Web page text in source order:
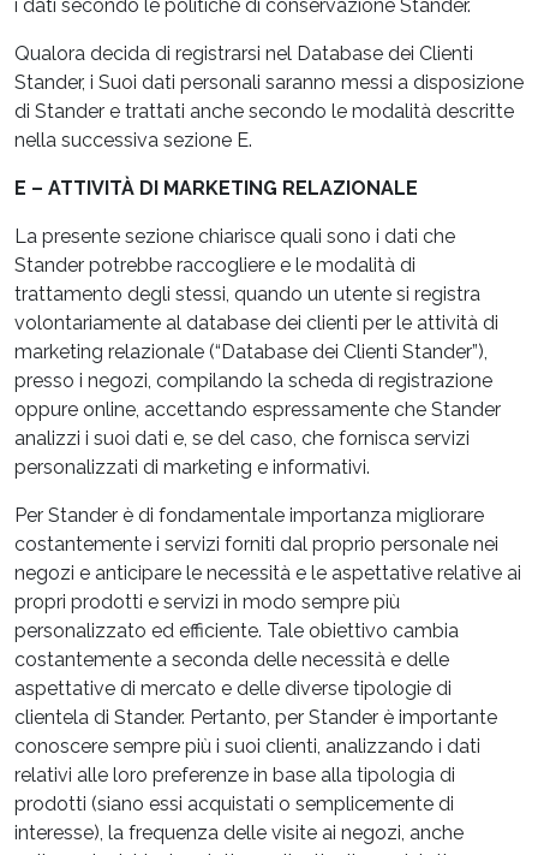
i dati secondo le politiche di conservazione Stander.
Qualora decida di registrarsi nel Database dei Clienti
Stander, i Suoi dati personali saranno messi a disposizione
di Stander e trattati anche secondo le modalità descritte
nella successiva sezione E.
E – ATTIVITÀ DI MARKETING RELAZIONALE
La presente sezione chiarisce quali sono i dati che
Stander potrebbe raccogliere e le modalità di
trattamento degli stessi, quando un utente si registra
volontariamente al database dei clienti per le attività di
marketing relazionale (“Database dei Clienti Stander”),
presso i negozi, compilando la scheda di registrazione
oppure online, accettando espressamente che Stander
analizzi i suoi dati e, se del caso, che fornisca servizi
personalizzati di marketing e informativi.
Per Stander è di fondamentale importanza migliorare
costantemente i servizi forniti dal proprio personale nei
negozi e anticipare le necessità e le aspettative relative ai
propri prodotti e servizi in modo sempre più
personalizzato ed efficiente. Tale obiettivo cambia
costantemente a seconda delle necessità e delle
aspettative di mercato e delle diverse tipologie di
clientela di Stander. Pertanto, per Stander è importante
conoscere sempre più i suoi clienti, analizzando i dati
relativi alle loro preferenze in base alla tipologia di
prodotti (siano essi acquistati o semplicemente di
interesse), la frequenza delle visite ai negozi, anche